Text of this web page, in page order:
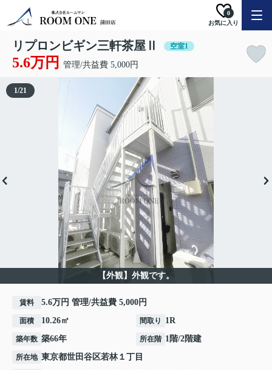
お気に入り
0
リプロンビギン三軒茶屋Ⅱ 空室1
5.6万円 管理/共益費 5,000円
【外観】外観です。
1/21
賃料 5.6万円 管理/共益費 5,000円
面積 10.26㎡ 間取り 1R
築年数 築66年 所在階 1階/2階建
所在地 東京都世田谷区若林１丁目